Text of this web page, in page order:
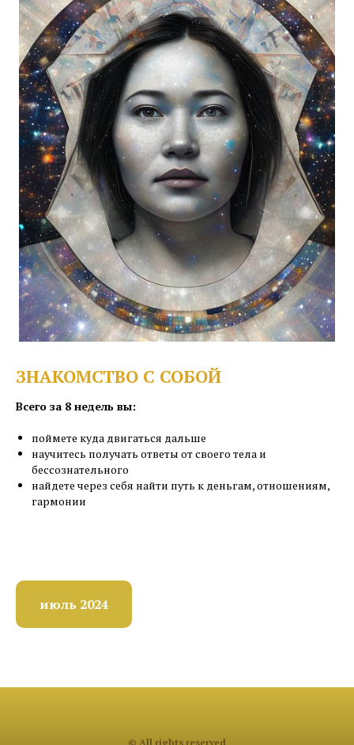
ЗНАКОМСТВО С СОБОЙ
Всего за 8 недель вы:
поймете куда двигаться дальше
научитесь получать ответы от своего тела и
бессознательного
найдете через себя найти путь к деньгам, отношениям,
гармонии
июль 2024
© All rights reserved